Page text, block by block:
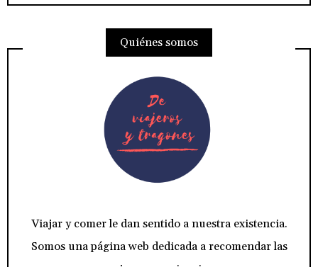
Quiénes somos
Viajar y comer le dan sentido a nuestra existencia.
Somos una página web dedicada a recomendar las